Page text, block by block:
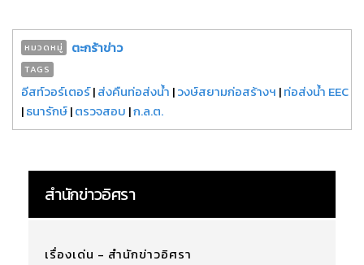
หมวดหมู่ ตะกร้าข่าว
TAGS
อีสท์วอร์เตอร์|ส่งคืนท่อส่งน้ำ |วงษ์สยามก่อสร้างฯ |ท่อส่งน้ำ EEC
|ธนารักษ์|ตรวจสอบ |ก.ล.ต.
สำนักข่าวอิศรา
เรื่องเด่น - สำนักข่าวอิศรา